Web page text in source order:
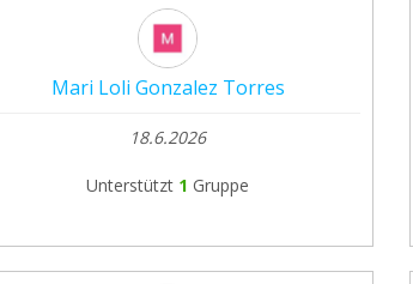
Mari Loli Gonzalez Torres
18.6.2026
Unterstützt 1 Gruppe